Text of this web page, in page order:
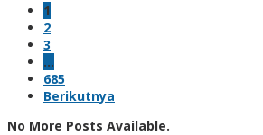
1
2
3
…
685
Berikutnya
No More Posts Available.